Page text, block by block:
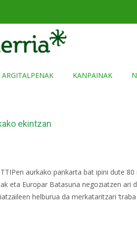
ARGITALPENAK KANPAINAK
ekintzan
aurkako pankarta bat ipini dute
eta Europar Batasuna negoziatzen ari
helburua da merkataritzari